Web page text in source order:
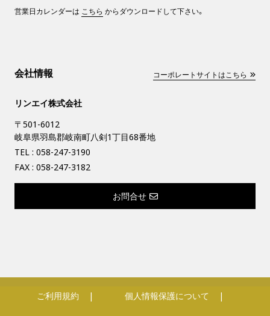
営業日カレンダーは こちら からダウンロードして下さい。
会社情報 コーポレートサイトはこちら
リンエイ株式会社
〒501-6012
岐阜県羽島郡岐南町八剣1丁目68番地
TEL : 058-247-3190
FAX : 058-247-3182
お問合せ
ご利用規約 個人情報保護について